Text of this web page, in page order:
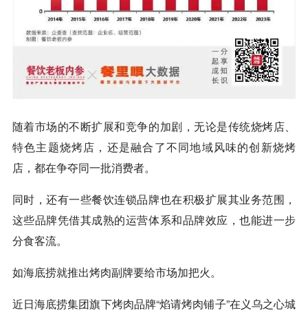
随着市场的不断扩展和竞争的加剧，无论是传统烧烤店、
特色主题烧烤店，还是融合了不同地域风味的创新烧烤
店，都在争夺同一批消费者。
同时，还有一些餐饮连锁品牌也在积极扩展其业务范围，
这些品牌凭借其成熟的运营体系和品牌效应，也能进一步
分食客流。
如海底捞就推出烤肉副牌要给市场加把火。
近日海底捞集团旗下烤肉品牌“焰请烤肉铺子”在义乌之心城